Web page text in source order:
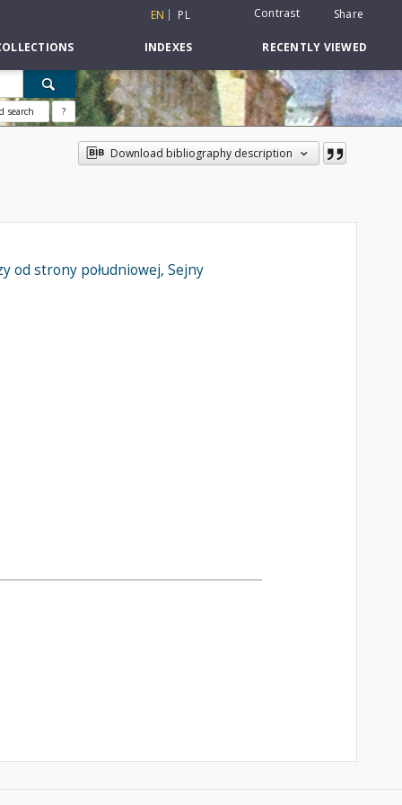
EN PL Contrast Share
INDEXES RECENTLY VIEWED
search ?
Download bibliography description
od strony południowej, Sejny